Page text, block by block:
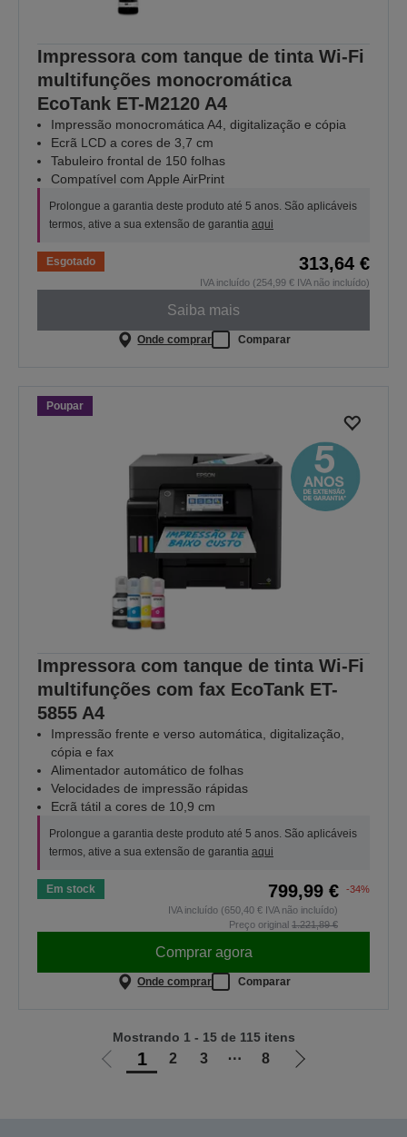
Impressora com tanque de tinta Wi-Fi
multifunções monocromática
EcoTank ET-M2120 A4
Impressão monocromática A4, digitalização e cópia
Ecrã LCD a cores de 3,7 cm
Tabuleiro frontal de 150 folhas
Compatível com Apple AirPrint
Prolongue a garantia deste produto até 5 anos. São aplicáveis
termos, ative a sua extensão de garantia aqui
Esgotado 313,64 €
IVA incluído (254,99 € IVA não incluído)
Saiba mais
Onde comprar Comparar
Poupar
Impressora com tanque de tinta Wi-Fi
multifunções com fax EcoTank ET-
5855 A4
Impressão frente e verso automática, digitalização,
cópia e fax
Alimentador automático de folhas
Velocidades de impressão rápidas
Ecrã tátil a cores de 10,9 cm
Prolongue a garantia deste produto até 5 anos. São aplicáveis
termos, ative a sua extensão de garantia aqui
Em stock 799,99 €
-34%
IVA incluído (650,40 € IVA não incluído)
Preço original 1.221,89 €
Comprar agora
Onde comprar Comparar
Ir
1 2 3 ⋯ 8
Ir
Mostrando 1 - 15 de 115 itens